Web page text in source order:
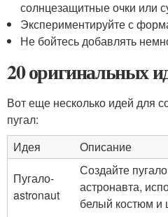
солнцезащитные очки или
Экспериментируйте с
Не бойтесь добавлять
20 оригинальных
Вот еще несколько идей для
пугал:
Идея
Описание
Пугало-
astronaut
Создайте
астронавта,
белый костюм и